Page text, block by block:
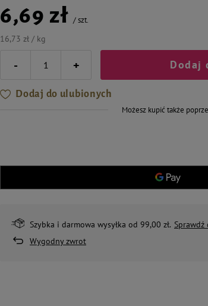
6,69 zł /szt.
16,73 zł / kg
- + Dodaj
Dodaj do ulubionych
Możesz kupić także
Szybka i darmowa wysyłka od 99,00 zł.
Wygodny zwrot